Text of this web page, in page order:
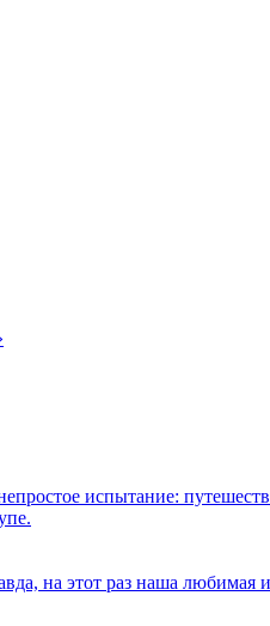
испытание:
на этот раз наша